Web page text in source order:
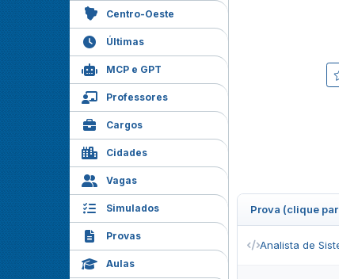
Centro-Oeste
Últimas
MCP e GPT
Professores
Cargos
Cidades
Vagas
Simulados
Provas
Aulas
Prova (clique
Analista de